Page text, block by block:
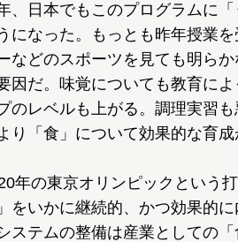
、日本でもこのプログラムに
になった。もっとも昨年授業
などのスポーツを見ても明ら
因だ。味覚についても教育に
のレベルも上がる。調理実習
り「食」について効果的な育成
年の東京オリンピックという
」をいかに継続的、かつ効果的
ステムの整備は産業としての